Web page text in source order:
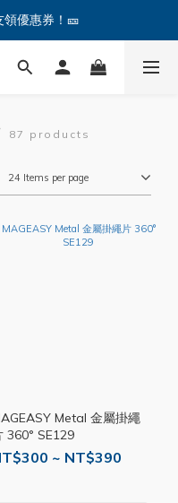
🔥點我購買 — !
領優惠券！🎫
🔥點我購買 — !
87 products
24 Items per page
Metal 金屬掛繩
360° SE129
~ NT$390